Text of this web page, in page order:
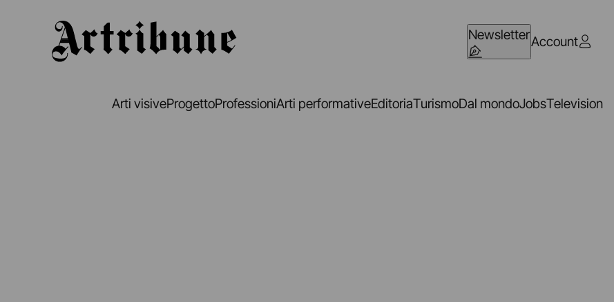
NewsletterAccount
Arti visiveProgettoProfessioniArti performativeEditoriaTurismoDal mondoJobsTelevision